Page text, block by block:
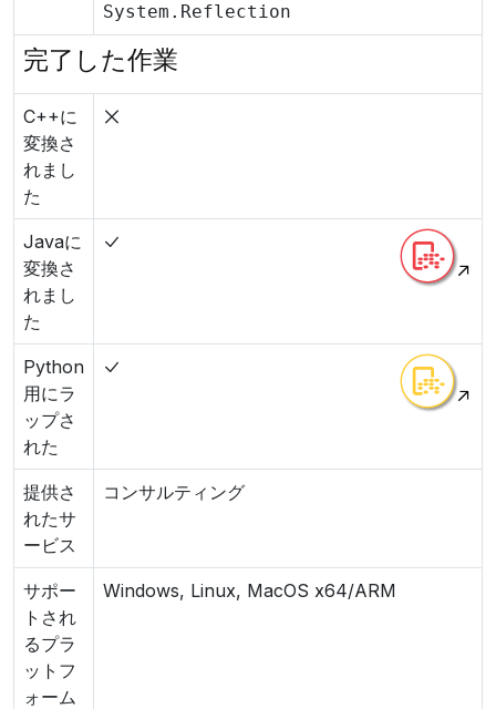
System.Reflection
完了した作業
C++に
変換さ
れまし
た
Javaに
変換さ
れまし
た
Python
用にラ
ップさ
れた
提供さ
れたサ
ービス
コンサルティング
サポー
トされ
るプラ
ットフ
ォーム
Windows, Linux, MacOS x64/ARM